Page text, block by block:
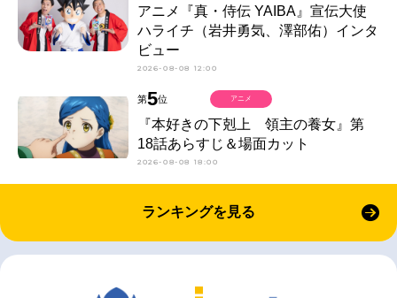
アニメ『真・侍伝 YAIBA』宣伝大使
ハライチ（岩井勇気、澤部佑）インタ
ビュー
2026-08-08 12:00
第5位
『本好きの下剋上 領主の養女』第
18話あらすじ＆場面カット
2026-08-08 18:00
アニメ
ランキングを見る